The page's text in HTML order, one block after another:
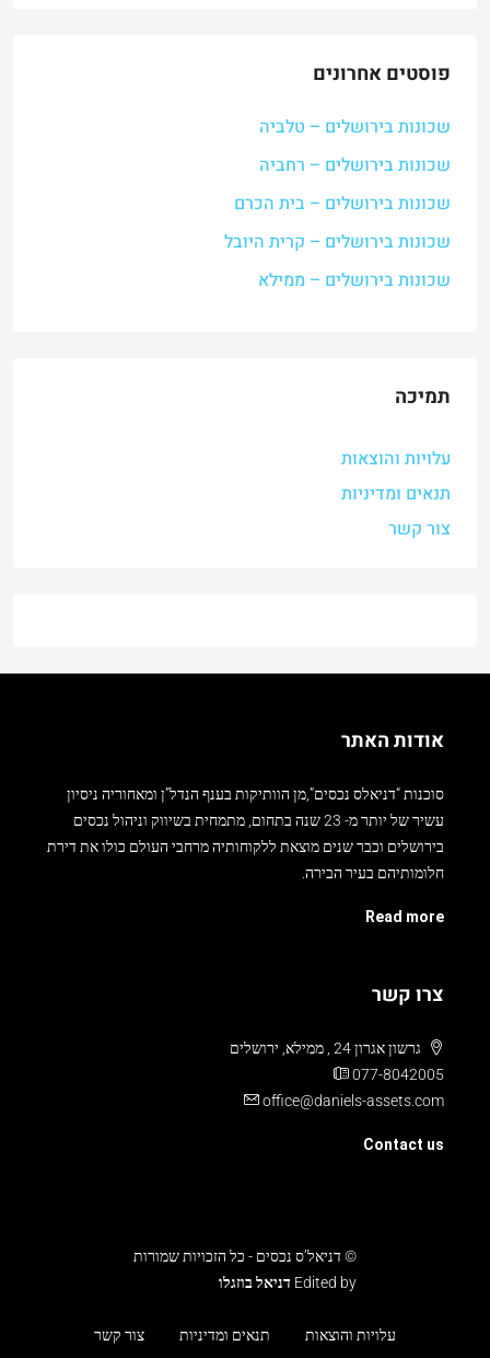
פוסטים אחרונים
שכונות בירושלים – טלביה
שכונות בירושלים – רחביה
שכונות בירושלים – בית הכרם
שכונות בירושלים – קרית היובל
שכונות בירושלים – ממילא
תמיכה
עלויות והוצאות
תנאים ומדיניות
צור קשר
אודות האתר
סוכנות “דניאלס נכסים”,מן הוותיקות בענף הנדל”ן ומאחוריה ניסיון
עשיר של יותר מ- 23 שנה בתחום, מתמחית בשיווק וניהול נכסים
בירושלים וכבר שנים מוצאת ללקוחותיה מרחבי העולם כולו את דירת
חלומותיהם בעיר הבירה.
Read more
צרו קשר
גרשון אגרון 24 , ממילא, ירושלים
077-8042005
office@daniels-assets.com
Contact us
© דניאל’ס נכסים - כל הזכויות שמורות
Edited by דניאל בוזגלו
עלויות והוצאות תנאים ומדיניות צור קשר